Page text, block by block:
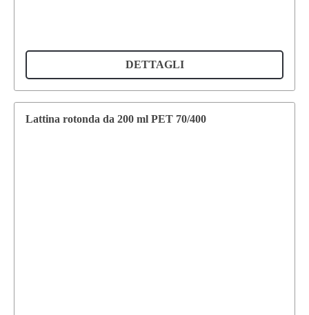
DETTAGLI
Lattina rotonda da 200 ml PET 70/400